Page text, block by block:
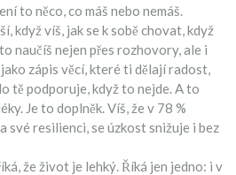
to něco, co máš nebo nemáš.
když víš, jak se k sobě chovat, když
naučíš nejen přes rozhovory, ale i
zápis věcí, které ti dělají radost,
tě podporuje, když to nejde. A to
Je to doplněk. Víš, že v 78 %
své resilienci, se úzkost snižuje i bez
že život je lehký. Říká jen jedno: i v